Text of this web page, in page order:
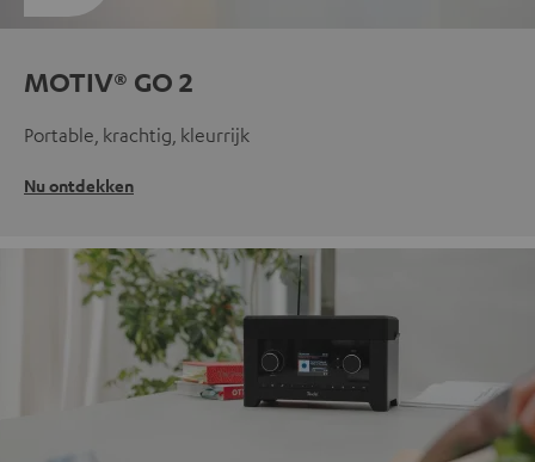
MOTIV® GO 2
Portable, krachtig, kleurrijk
Nu ontdekken